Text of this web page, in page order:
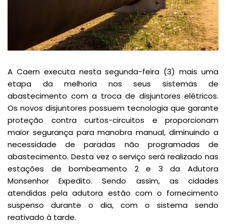
A Caern executa nesta segunda-feira (3) mais uma
etapa da melhoria nos seus sistemas de
abastecimento com a troca de disjuntores elétricos.
Os novos disjuntores possuem tecnologia que garante
proteção contra curtos-circuitos e proporcionam
maior segurança para manobra manual, diminuindo a
necessidade de paradas não programadas de
abastecimento. Desta vez o serviço será realizado nas
estações de bombeamento 2 e 3 da Adutora
Monsenhor Expedito. Sendo assim, as cidades
atendidas pela adutora estão com o fornecimento
suspenso durante o dia, com o sistema sendo
reativado à tarde.